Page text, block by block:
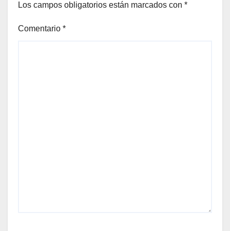
Los campos obligatorios están marcados con *
Comentario *